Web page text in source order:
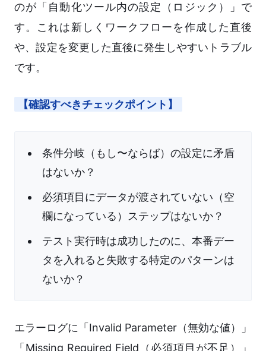
のが「自動化ツール内の設定（ロジック）」で
す。これは新しくワークフローを作成した直後
や、設定を変更した直後に発生しやすいトラブル
です。
【確認すべきチェックポイント】
条件分岐（もし〜ならば）の設定に矛盾
はないか？
必須項目にデータが渡されていない（空
欄になっている）ステップはないか？
テスト実行時は成功したのに、本番デー
タを入れると失敗する特定のパターンは
ないか？
エラーログに「Invalid Parameter（無効な値）」
「Missing Required Field（必須項目が不足）」